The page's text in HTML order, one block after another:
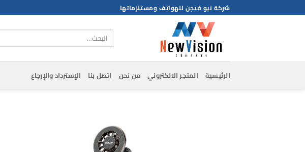
للمحتوى
شركة نيو فيجن للهواتف ومستلزماتها
البحث
عن:
الرئيسية المتجر الالكتروني من نحن اتصل بنا الإسترداد والإرجاع